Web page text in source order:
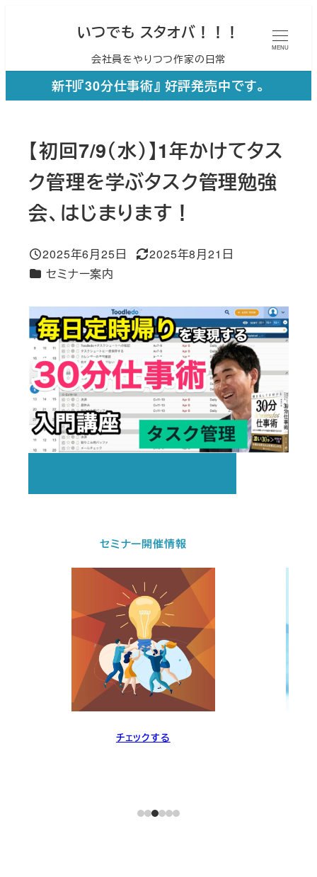
ン
いつでも スタオバ！！！
会社員をやりつつ作家の日常
MENU
新刊『30分仕事術』 好評発売中です。
【初回7/9（水）】1年かけてタス
ク管理を学ぶタスク管理勉強
会、はじまります！
投稿日
2025年6月25日
更新日
2025年8月21日
カテゴリー
セミナー案内
法人向けサービス
詳細を読む